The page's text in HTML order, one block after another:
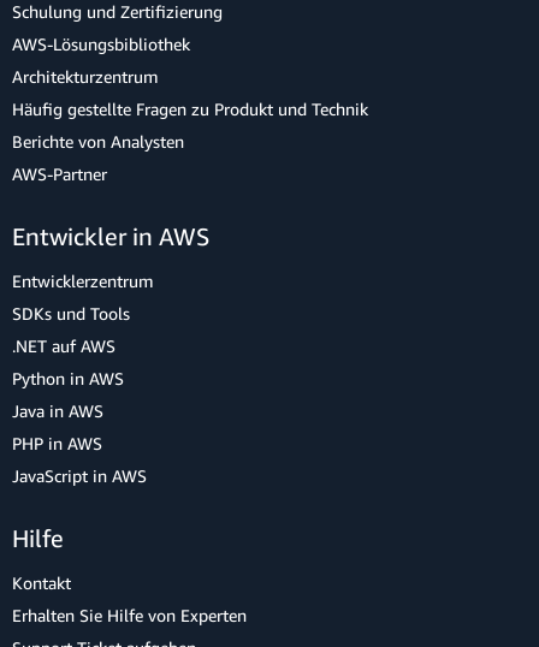
Schulung und Zertifizierung
AWS-Lösungsbibliothek
Architekturzentrum
Häufig gestellte Fragen zu Produkt und Technik
Berichte von Analysten
AWS-Partner
Entwickler in AWS
Entwicklerzentrum
SDKs und Tools
.NET auf AWS
Python in AWS
Java in AWS
PHP in AWS
JavaScript in AWS
Hilfe
Kontakt
Erhalten Sie Hilfe von Experten